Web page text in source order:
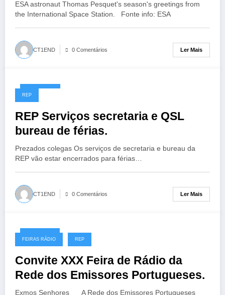
ESA astronaut Thomas Pesquet's season's greetings from
the International Space Station. Fonte info: ESA
CT1END 0 Comentários Ler Mais
21/12/2016
REP
REP Serviços secretaria e QSL
bureau de férias.
Prezados colegas Os serviços de secretaria e bureau da
REP vão estar encerrados para férias…
CT1END 0 Comentários Ler Mais
11/12/2016
FEIRAS RÁDIO REP
Convite XXX Feira de Rádio da
Rede dos Emissores Portugueses.
Exmos Senhores A Rede dos Emissores Portugueses